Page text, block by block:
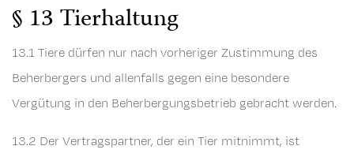
§ 13 Tierhaltung
13.1 Tiere dürfen nur nach vorheriger Zustimmung des
Beherbergers und allenfalls gegen eine besondere
Vergütung in den Beherbergungsbetrieb gebracht werden.
13.2 Der Vertragspartner, der ein Tier mitnimmt, ist